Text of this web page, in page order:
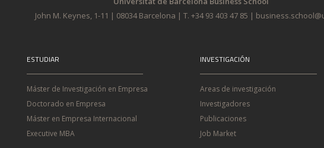
John M. Keynes, 1-11 | 08034 Barcelona | T. +34 93 403 47 85 |
ESTUDIAR
Máster de Investigación en Empresa
Doctorado en Empresa
Máster en Empresa Internacional
Executive MBA
INVESTIGACIÓN
Areas de investigación
Investigadores
Publicaciones
Job Market